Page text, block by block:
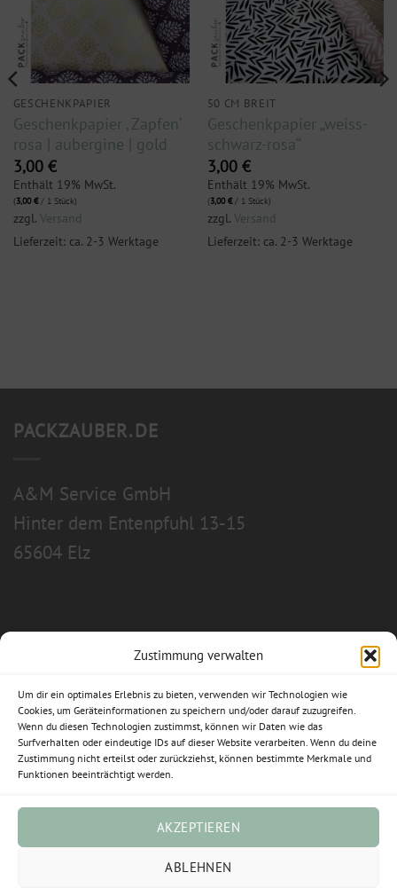
Zustimmung verwalten
Um dir ein optimales Erlebnis zu bieten, verwenden wir Technologien wie
Cookies, um Geräteinformationen zu speichern und/oder darauf zuzugreifen.
Wenn du diesen Technologien zustimmst, können wir Daten wie das
Surfverhalten oder eindeutige IDs auf dieser Website verarbeiten. Wenn du deine
Zustimmung nicht erteilst oder zurückziehst, können bestimmte Merkmale und
Funktionen beeinträchtigt werden.
AKZEPTIEREN
ABLEHNEN
GESCHENKPAPIER
Geschenkpapier ‚ Zapfen‘
rosa | aubergine | gold
3,00 €
Enthält 19% MwSt.
(3,00€/ 1 Stück)
zzgl. Versand
Lieferzeit: ca. 2-3 Werktage
50 CM BREIT
Geschenkpapier „weiss-
schwarz-rosa“
3,00 €
Enthält 19% MwSt.
(3,00€/ 1 Stück)
zzgl. Versand
Lieferzeit: ca. 2-3 Werktage
PACKZAUBER.DE
A&M Service GmbH
Hinter dem Entenpfuhl 13-15
65604 Elz
Allgemeine Geschäftsbedingungen
Impressum
Datenschutzerklärung
Widerrufsbelehrung
Cookie-Richtlinie (EU)